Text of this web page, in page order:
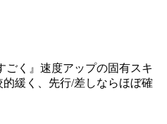
ごく』速度アップの固有スキ
緩く、先行/差しならほぼ確